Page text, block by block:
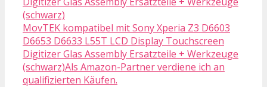
MovTEK kompatibel mit Sony Xperia Z3 D6603
D6653 D6633 L55T LCD Display Touchscreen
Digitizer Glas Assembly Ersatzteile + Werkzeuge
(schwarz)Als Amazon-Partner verdiene ich an
qualifizierten Käufen.